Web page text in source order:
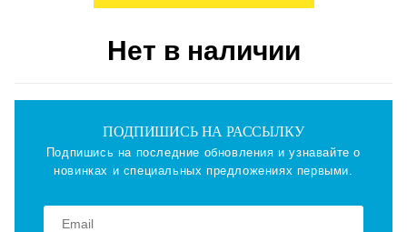
Нет в наличии
ПОДПИШИСЬ НА РАССЫЛКУ
Подпишись на последние обновления и узнавайте о
новинках и специальных предложениях первыми.